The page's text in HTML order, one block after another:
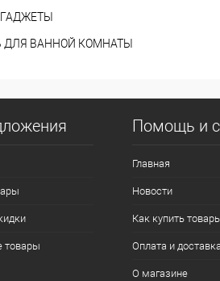
ДЛЯ ВАННОЙ КОМНАТЫ
товары
Помощь и
Главная
Новости
Как купить
Оплата и доставка
О магазине